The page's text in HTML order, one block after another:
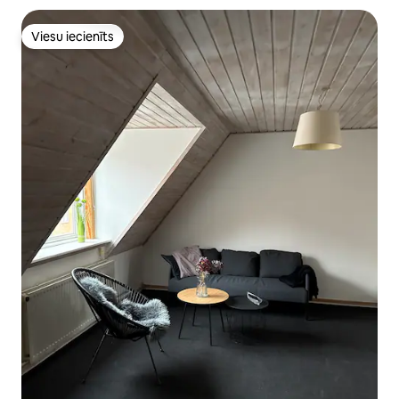
Viesu iecienīts
Viesu iecienīts